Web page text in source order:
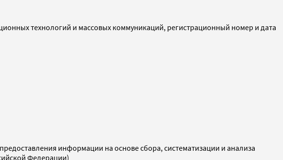
технологий и массовых коммуникаций, регистрационный номер и дата
информации на основе сбора, систематизации и анализа
Федерации)